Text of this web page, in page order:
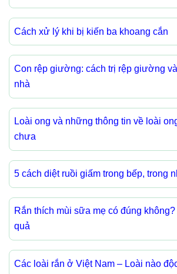
Cách xử lý khi bị kiến ba khoang cắn
Con rệp giường: cách trị rệp giường
nhà
Loài ong và những thông tin về loài
chưa
5 cách diệt ruồi giấm trong bếp, trong
Rắn thích mùi sữa mẹ có đúng
quả
Các loài rắn ở Việt Nam – Loài nào